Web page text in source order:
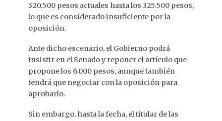
320.500 pesos actuales hasta los 325.500 pesos,
lo que es considerado insuficiente por la
oposición.
Ante dicho escenario, el Gobierno podrá
insistir en el Senado y reponer el artículo que
propone los 6.000 pesos, aunque también
tendrá que negociar con la oposición para
aprobarlo.
Sin embargo, hasta la fecha, el titular de las